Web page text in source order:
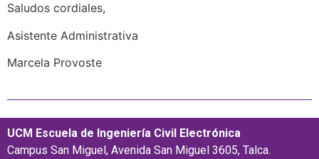
Saludos cordiales,
Asistente Administrativa
Marcela Provoste
UCM Escuela de Ingeniería Civil Electrónica
Campus San Miguel, Avenida San Miguel 3605, Talca.